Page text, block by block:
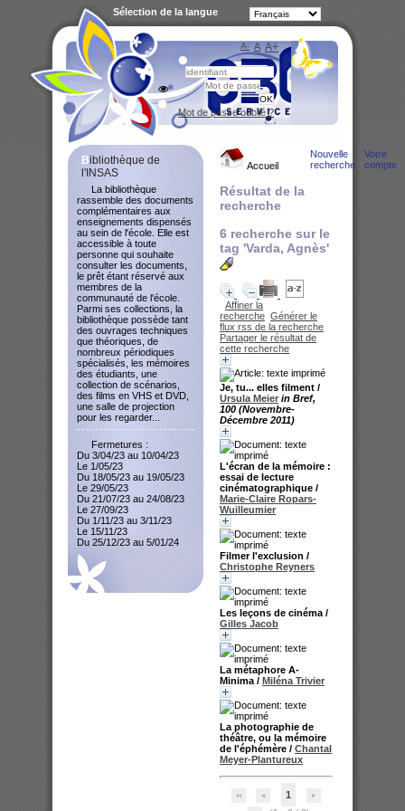
Accueil
Nouvelle
recherche
Votre
compte
Résultat de la
recherche
6 recherche sur le
tag 'Varda, Agnès'
Affiner la
recherche Générer le
flux rss de la recherche
Partager le résultat de
cette recherche
Je, tu... elles filment /
Ursula Meier in Bref,
100 (Novembre-
Décembre 2011)
L'écran de la mémoire :
essai de lecture
cinématographique /
Marie-Claire Ropars-
Wuilleumier
Filmer l'exclusion /
Christophe Reyners
Les leçons de cinéma /
Gilles Jacob
La métaphore A-
Minima / Miléna Trivier
La photographie de
théâtre, ou la mémoire
de l'éphémère / Chantal
Meyer-Plantureux
1
Bibliothèque de
l'INSAS
La bibliothèque
rassemble des documents
complémentaires aux
enseignements dispensés
au sein de l'école. Elle est
accessible à toute
personne qui souhaite
consulter les documents,
le prêt étant réservé aux
membres de la
communauté de l'école.
Parmi ses collections, la
bibliothèque possède tant
des ouvrages techniques
que théoriques, de
nombreux périodiques
spécialisés, les mémoires
des étudiants, une
collection de scénarios,
des films en VHS et DVD,
une salle de projection
pour les regarder...
Fermetures :
Du 3/04/23 au 10/04/23
Le 1/05/23
Du 18/05/23 au 19/05/23
Le 29/05/23
Du 21/07/23 au 24/08/23
Le 27/09/23
Du 1/11/23 au 3/11/23
Le 15/11/23
Du 25/12/23 au 5/01/24
A- A A+
Sélection de la langue
Mot de passe oublié ?